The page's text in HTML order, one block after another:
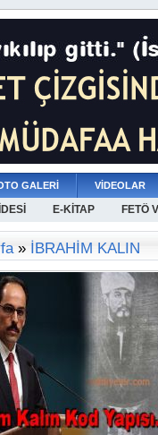
GALERİ VİDEOLAR
E-KİTAP FETÖ
» İBRAHİM KALIN